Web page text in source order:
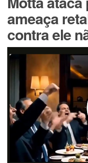
ameaça
contra ele